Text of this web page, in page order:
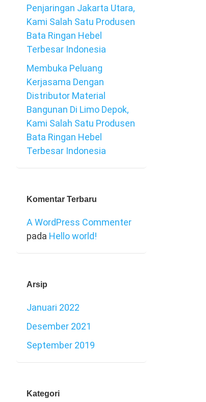
Penjaringan Jakarta Utara,
Kami Salah Satu Produsen
Bata Ringan Hebel
Terbesar Indonesia
Membuka Peluang
Kerjasama Dengan
Distributor Material
Bangunan Di Limo Depok,
Kami Salah Satu Produsen
Bata Ringan Hebel
Terbesar Indonesia
Komentar Terbaru
A WordPress Commenter
pada Hello world!
Arsip
Januari 2022
Desember 2021
September 2019
Kategori